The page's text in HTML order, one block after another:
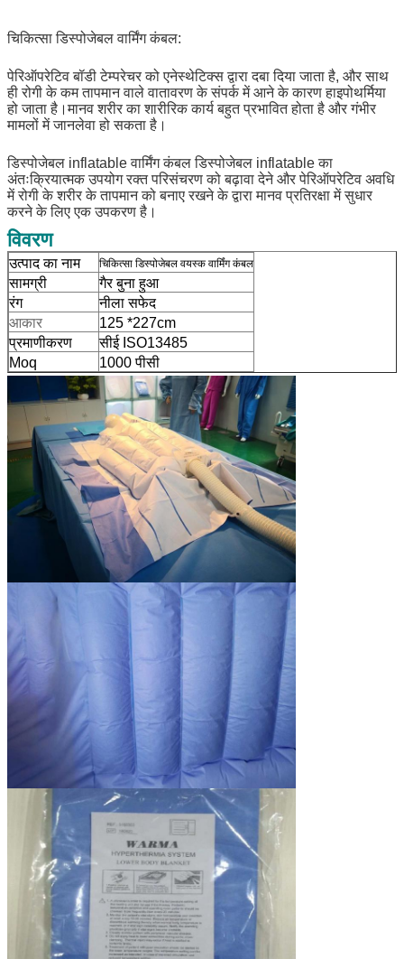
चिकित्सा डिस्पोजेबल वार्मिंग कंबल:
पेरिऑपरेटिव बॉडी टेम्परेचर को एनेस्थेटिक्स द्वारा दबा दिया जाता है, और साथ
ही रोगी के कम तापमान वाले वातावरण के संपर्क में आने के कारण हाइपोथर्मिया
हो जाता है।मानव शरीर का शारीरिक कार्य बहुत प्रभावित होता है और गंभीर
मामलों में जानलेवा हो सकता है।
डिस्पोजेबल inflatable वार्मिंग कंबल डिस्पोजेबल inflatable का
अंतःक्रियात्मक उपयोग रक्त परिसंचरण को बढ़ावा देने और पेरिऑपरेटिव अवधि
में रोगी के शरीर के तापमान को बनाए रखने के द्वारा मानव प्रतिरक्षा में सुधार
करने के लिए एक उपकरण है।
विवरण
उत्पाद का नाम चिकित्सा डिस्पोजेबल वयस्क वार्मिंग कंबल
सामग्री
गैर बुना हुआ
रंग
नीला सफेद
आकार
125 *227cm
प्रमाणीकरण
सीई ISO13485
Moq
1000 पीसी